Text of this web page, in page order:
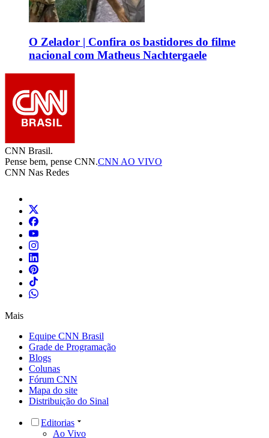
O Zelador | Confira os bastidores do filme
nacional com Matheus Nachtergaele
CNN Brasil.
Pense bem, pense CNN.CNN AO VIVO
CNN Nas Redes
Mais
Equipe CNN Brasil
Grade de Programação
Blogs
Colunas
Fórum CNN
Mapa do site
Distribuição do Sinal
Editorias
Ao Vivo